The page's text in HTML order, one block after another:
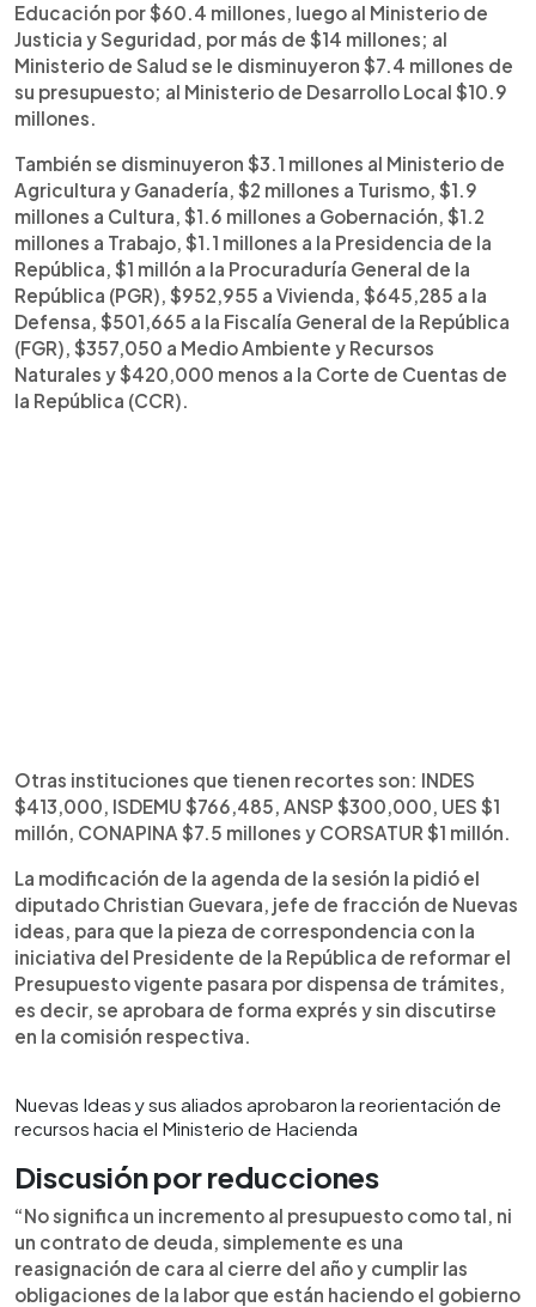
Educación por $60.4 millones, luego al Ministerio de
Justicia y Seguridad, por más de $14 millones; al
Ministerio de Salud se le disminuyeron $7.4 millones de
su presupuesto; al Ministerio de Desarrollo Local $10.9
millones.
También se disminuyeron $3.1 millones al Ministerio de
Agricultura y Ganadería, $2 millones a Turismo, $1.9
millones a Cultura, $1.6 millones a Gobernación, $1.2
millones a Trabajo, $1.1 millones a la Presidencia de la
República, $1 millón a la Procuraduría General de la
República (PGR), $952,955 a Vivienda, $645,285 a la
Defensa, $501,665 a la Fiscalía General de la República
(FGR), $357,050 a Medio Ambiente y Recursos
Naturales y $420,000 menos a la Corte de Cuentas de
la República (CCR).
Otras instituciones que tienen recortes son: INDES
$413,000, ISDEMU $766,485, ANSP $300,000, UES $1
millón, CONAPINA $7.5 millones y CORSATUR $1 millón.
La modificación de la agenda de la sesión la pidió el
diputado Christian Guevara, jefe de fracción de Nuevas
ideas, para que la pieza de correspondencia con la
iniciativa del Presidente de la República de reformar el
Presupuesto vigente pasara por dispensa de trámites,
es decir, se aprobara de forma exprés y sin discutirse
en la comisión respectiva.
Nuevas Ideas y sus aliados aprobaron la reorientación de
recursos hacia el Ministerio de Hacienda
Discusión por reducciones
“No significa un incremento al presupuesto como tal, ni
un contrato de deuda, simplemente es una
reasignación de cara al cierre del año y cumplir las
obligaciones de la labor que están haciendo el gobierno